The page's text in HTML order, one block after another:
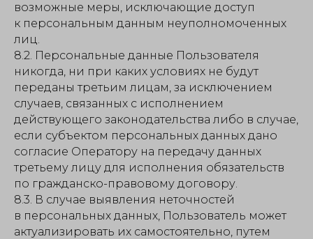
возможные меры, исключающие доступ
к персональным данным неуполномоченных
лиц.
8.2. Персональные данные Пользователя
никогда, ни при каких условиях не будут
переданы третьим лицам, за исключением
случаев, связанных с исполнением
действующего законодательства либо в случае,
если субъектом персональных данных дано
согласие Оператору на передачу данных
третьему лицу для исполнения обязательств
по гражданско-правовому договору.
8.3. В случае выявления неточностей
в персональных данных, Пользователь может
актуализировать их самостоятельно, путем